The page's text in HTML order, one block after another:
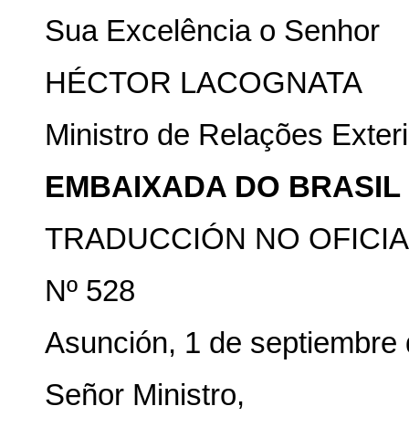
Sua Excelência o Senhor
HÉCTOR LACOGNATA
Ministro de Relações
EMBAIXADA DO
TRADUCCIÓN NO
Nº 528
Asunción, 1 de septiembre
Señor Ministro,